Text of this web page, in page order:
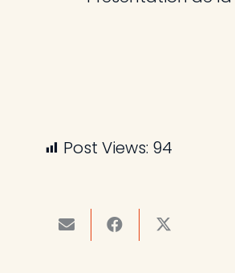
Post Views: 94